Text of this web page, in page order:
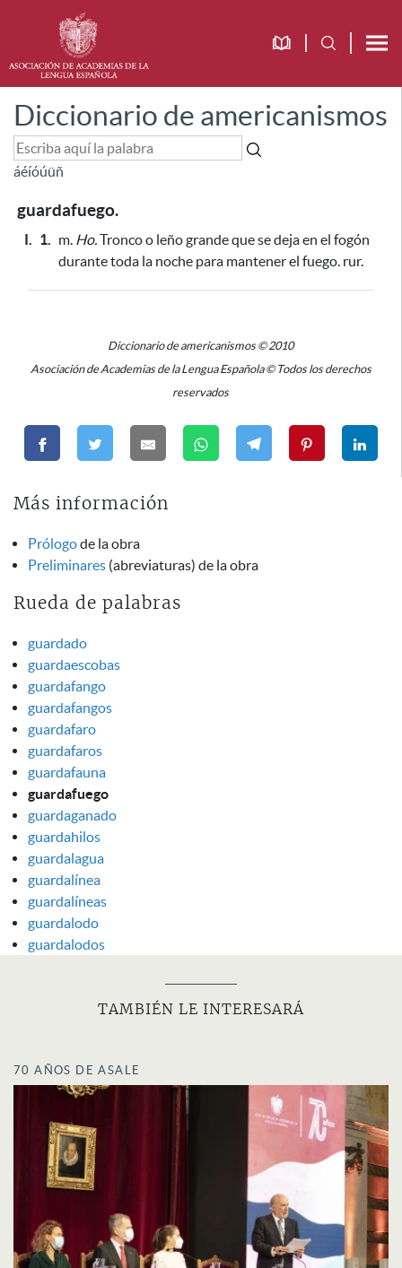
Diccionario de americanismos
áéíóúüñ
guardafuego.
I. 1. m. Ho.Tronco o leño grandeque se deja en el fogón
durante toda la noche para mantener el fuego. rur.
Diccionario de americanismos © 2010
Asociación de Academias de la Lengua Española © Todos los derechos
reservados
Más información
Prólogode la obra
Preliminares (abreviaturas) de la obra
Rueda de palabras
guardado
guardaescobas
guardafango
guardafangos
guardafaro
guardafaros
guardafauna
guardafuego
guardaganado
guardahilos
guardalagua
guardalínea
guardalíneas
guardalodo
guardalodos
TAMBIÉN LE INTERESARÁ
70 AÑOS DE ASALE